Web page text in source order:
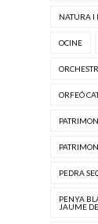
NATURA I
OCINE
ORFEÓ
PEDRA
PENYA
JAUME